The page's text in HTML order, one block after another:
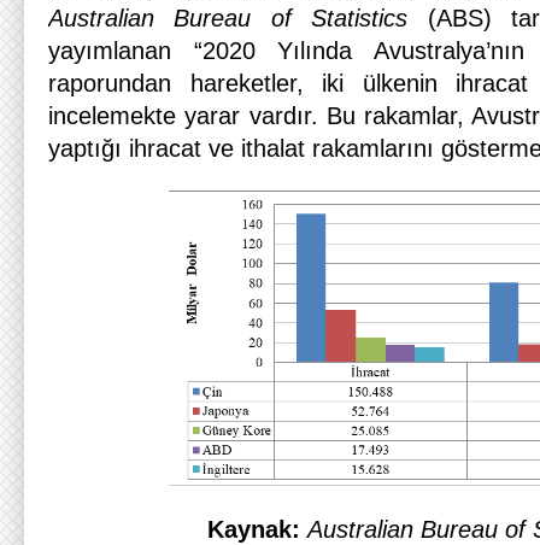
Australian Bureau of Statistics (ABS)
yayımlanan “2020 Yılında
raporundan hareketler, iki ülkenin ihracat
incelemekte yarar vardır. Bu rakamlar,
yaptığı ihracat ve ithalat rakamlarını
Kaynak: Australian Bureau of